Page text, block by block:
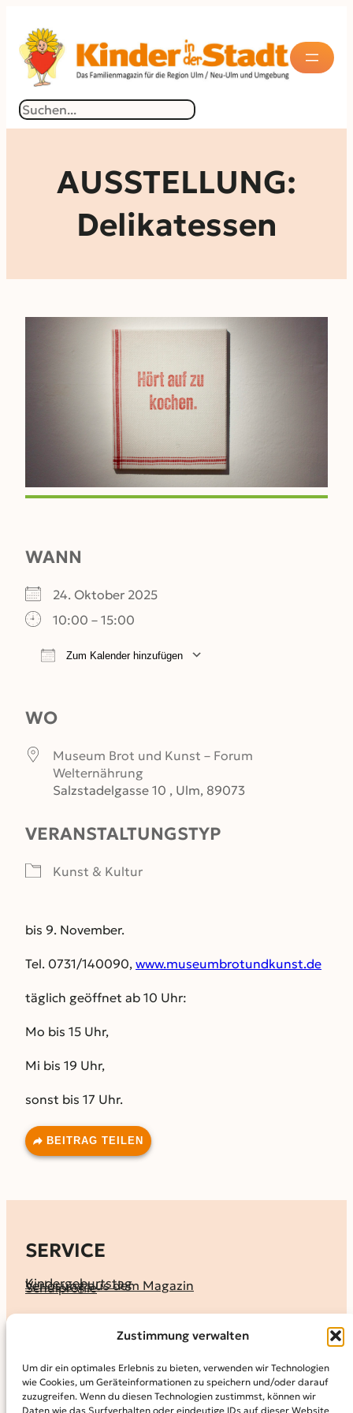
Zustimmung verwalten
Um dir ein optimales Erlebnis zu bieten, verwenden wir Technologien
wie Cookies, um Geräteinformationen zu speichern und/oder darauf
zuzugreifen. Wenn du diesen Technologien zustimmst, können wir
Daten wie das Surfverhalten oder eindeutige IDs auf dieser Website
Inhalt
springen
Suchen
AUSSTELLUNG:
Delikatessen
WANN
24. Oktober 2025
10:00 – 15:00
Zum Kalender hinzufügen
WO
Museum Brot und Kunst – Forum
Welternährung
Salzstadelgasse 10 , Ulm, 89073
VERANSTALTUNGSTYP
Kunst & Kultur
bis 9. November.
Tel. 0731/140090, www.museumbrotundkunst.de
täglich geöffnet ab 10 Uhr:
Mo bis 15 Uhr,
Mi bis 19 Uhr,
sonst bis 17 Uhr.
BEITRAG TEILEN
SERVICE
Kindergeburtstag
Verlosung aus dem Magazin
Schulprofile
KALENDER
MAGAZIN